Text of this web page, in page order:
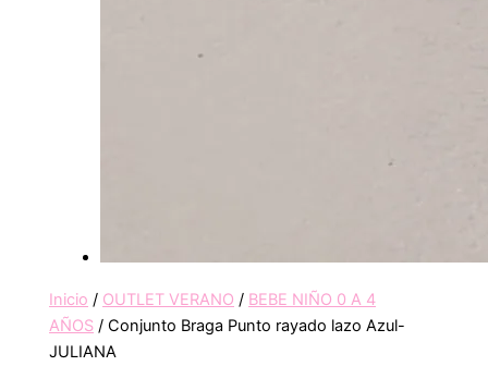
Inicio / OUTLET VERANO / BEBE NIÑO 0 A 4
AÑOS / Conjunto Braga Punto rayado lazo Azul-
JULIANA